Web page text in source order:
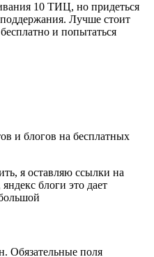
10 ТИЦ, но придеться
Лучше стоит
и попытаться
и блогов на бесплатных
я оставляю ссылки на
блоги это дает
Обязательные поля